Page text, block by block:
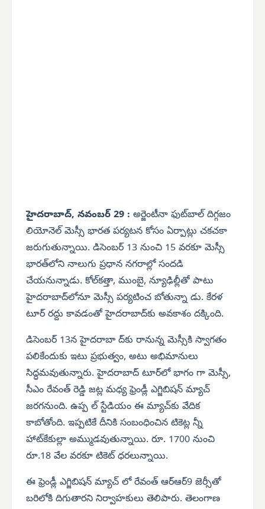
హైదరాబాద్, నవంబర్ 29 : అర్జెంటీనా ఫుట్‌బాల్ దిగ్గజం
లియోనెల్ మెస్సీ భారత పర్యటన కోసం ఏర్పాట్లు చకచకా
జరుగుతున్నాయి. డిసెంబర్ 13 నుంచి 15 వరకూ మెస్సీ
భారత్‌లోని నాలుగు ప్రధాన నగరాల్లో సందడి
చేయనున్నాడు. కోల్‌కత్తా, ముంబై, న్యూఢిల్లీతో పాటు
హైదరాబాద్‌లోనూ మెస్సీ పర్యటించ బోతున్నా డు. కేరళ
టూర్ రద్దు కావడంతో హైదరాబాద్‌కు అవకాశం దక్కింది.
డిసెంబర్ 13న హైదరాబా ద్‌కు రానున్న మెస్సీకి స్వాగతం
పలికేందుకు ఇటు ప్రభుత్వం, అటు అభిమానులు
సిద్ధమవుతున్నారు. హైదరాబాద్ టూర్‌లో భాగం గా మెస్సీ,
సీఎం రేవంత్ రెడ్డి జట్ల మధ్య ఫ్రెండ్లీ ఎగ్జిబిషన్ మ్యాచ్
జరగనుంది. ఉప్ప ల్ స్టేడియం ఈ మ్యాచ్‌కు వేదిక
కాబోతోంది. ఇప్పటికే దీనికి సంబంధించిన టికెట్ల న్నీ
హాట్‌కేకుల్లా అమ్ముడవుతున్నాయి. రూ. 1700 నుంచి
రూ.18 వేల వరకూ టికెట్ ధరలున్నాయి.
ఈ ఫ్రెండ్లీ ఎగ్జిబిషన్ మ్యాచ్ లో రేవంత్ ఆర్‌ఆర్9 జెర్సీతో
బరిలోకి దిగుతారని నిర్వాహకులు తెలిపారు. తెలంగాణ